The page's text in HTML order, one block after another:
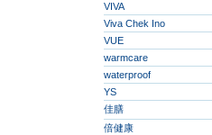
VIVA
Viva Chek Ino
VUE
warmcare
waterproof
YS
佳膳
倍健康